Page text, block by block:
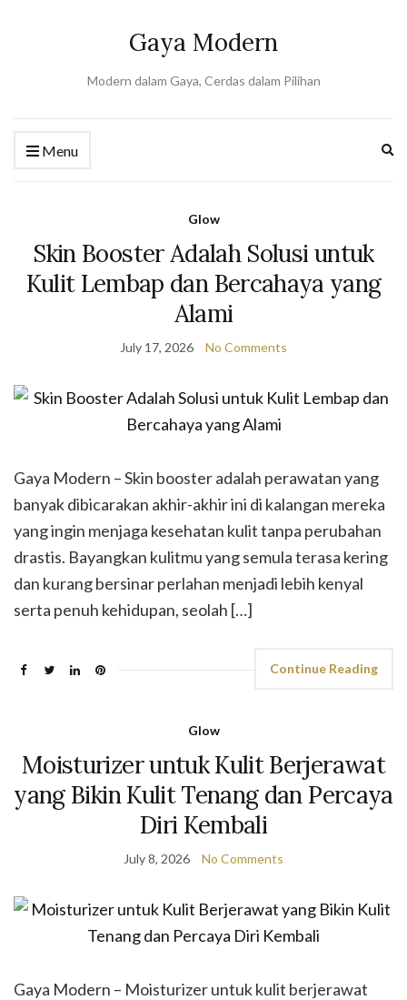
Gaya Modern
Modern dalam Gaya, Cerdas dalam Pilihan
Menu
Glow
Skin Booster Adalah Solusi untuk
Kulit Lembap dan Bercahaya yang
Alami
July 17, 2026 No Comments
Gaya Modern – Skin booster adalah perawatan yang
banyak dibicarakan akhir-akhir ini di kalangan mereka
yang ingin menjaga kesehatan kulit tanpa perubahan
drastis. Bayangkan kulitmu yang semula terasa kering
dan kurang bersinar perlahan menjadi lebih kenyal
serta penuh kehidupan, seolah […]
Continue Reading
Glow
Moisturizer untuk Kulit Berjerawat
yang Bikin Kulit Tenang dan Percaya
Diri Kembali
July 8, 2026 No Comments
Gaya Modern – Moisturizer untuk kulit berjerawat